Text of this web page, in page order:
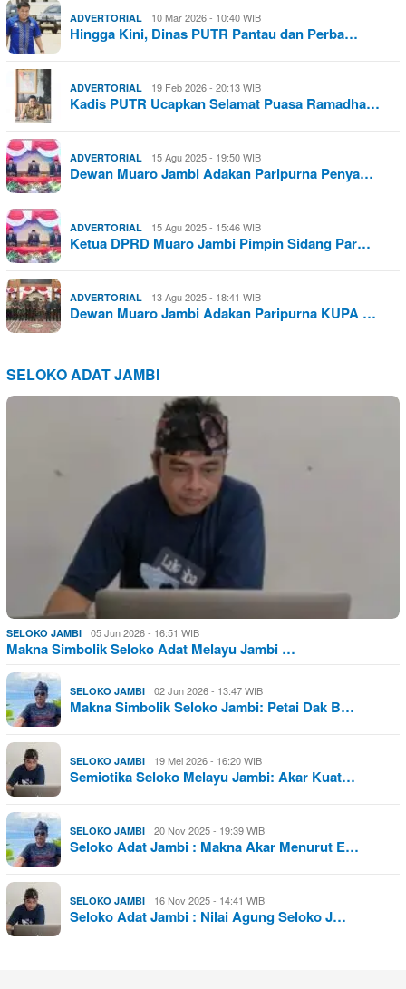
ADVERTORIAL 10 Mar 2026 - 10:40 WIB
Hingga Kini, Dinas PUTR Pantau dan Perba…
ADVERTORIAL 19 Feb 2026 - 20:13 WIB
Kadis PUTR Ucapkan Selamat Puasa Ramadha…
ADVERTORIAL 15 Agu 2025 - 19:50 WIB
Dewan Muaro Jambi Adakan Paripurna Penya…
ADVERTORIAL 15 Agu 2025 - 15:46 WIB
Ketua DPRD Muaro Jambi Pimpin Sidang Par…
ADVERTORIAL 13 Agu 2025 - 18:41 WIB
Dewan Muaro Jambi Adakan Paripurna KUPA …
SELOKO ADAT JAMBI
SELOKO JAMBI 05 Jun 2026 - 16:51 WIB
Makna Simbolik Seloko Adat Melayu Jambi …
SELOKO JAMBI 02 Jun 2026 - 13:47 WIB
Makna Simbolik Seloko Jambi: Petai Dak B…
SELOKO JAMBI 19 Mei 2026 - 16:20 WIB
Semiotika Seloko Melayu Jambi: Akar Kuat…
SELOKO JAMBI 20 Nov 2025 - 19:39 WIB
Seloko Adat Jambi : Makna Akar Menurut E…
SELOKO JAMBI 16 Nov 2025 - 14:41 WIB
Seloko Adat Jambi : Nilai Agung Seloko J…